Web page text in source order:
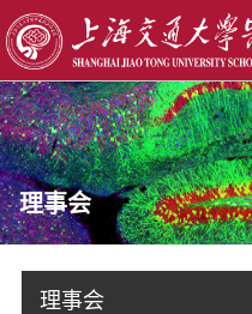
理事会
理事会